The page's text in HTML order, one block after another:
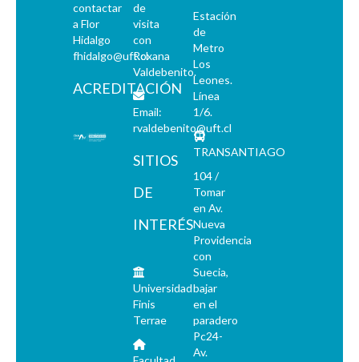
contactar
a Flor
Hidalgo
fhidalgo@uft.cl
ACREDITACIÓN
de
visita
con
Roxana
Valdebenito.
Email:
rvaldebenito@uft.cl
SITIOS
DE
INTERÉS
Universidad
Finis
Terrae
Estación
de
Metro
Los
Leones.
Línea
1/6.
TRANSANTIAGO
104 /
Tomar
en Av.
Nueva
Providencia
con
Suecia,
bajar
en el
paradero
Pc24-
Av.